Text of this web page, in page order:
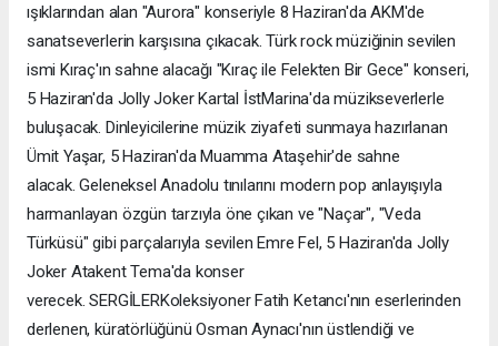
ışıklarından alan "Aurora" konseriyle 8 Haziran'da AKM'de
sanatseverlerin karşısına çıkacak. Türk rock müziğinin sevilen
ismi Kıraç'ın sahne alacağı "Kıraç ile Felekten Bir Gece" konseri,
5 Haziran'da Jolly Joker Kartal İstMarina'da müzikseverlerle
buluşacak. Dinleyicilerine müzik ziyafeti sunmaya hazırlanan
Ümit Yaşar, 5 Haziran'da Muamma Ataşehir'de sahne
alacak. Geleneksel Anadolu tınılarını modern pop anlayışıyla
harmanlayan özgün tarzıyla öne çıkan ve "Naçar", "Veda
Türküsü" gibi parçalarıyla sevilen Emre Fel, 5 Haziran'da Jolly
Joker Atakent Tema'da konser
verecek. SERGİLERKoleksiyoner Fatih Ketancı'nın eserlerinden
derlenen, küratörlüğünü Osman Aynacı'nın üstlendiği ve